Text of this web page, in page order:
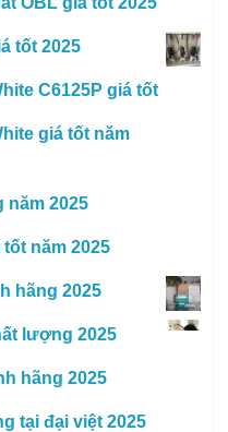
tốt 2025
C6125P giá tốt
giá tốt năm
năm 2025
năm 2025
hãng 2025
lượng 2025
hãng 2025
tại đại việt 2025